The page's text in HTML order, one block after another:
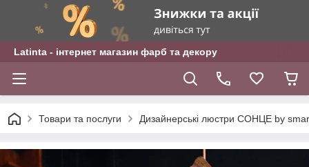
Latinta - інтернет магазин фарб та декору
Товари та послуги Дизайнерські люстри СОНЦЕ by